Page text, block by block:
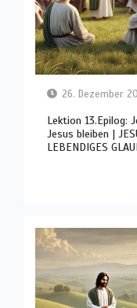
26. Dezember
Lektion 13.Epilog:
Jesus bleiben |
LEBENDIGES